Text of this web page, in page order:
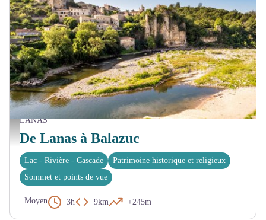
LANAS
De Lanas à Balazuc
Lac - Rivière - Cascade
Patrimoine historique et religieux
Sommet et points de vue
Moyen 3h 9km +245m